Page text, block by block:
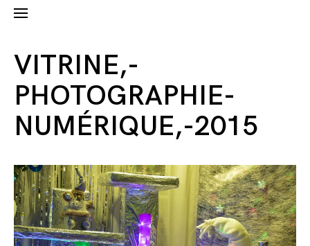
VITRINE,-
PHOTOGRAPHIE-
NUMÉRIQUE,-2015